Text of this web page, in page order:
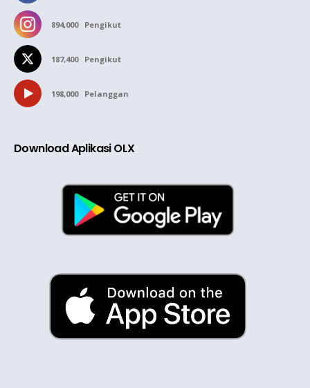
894,000 Pengikut
187,400 Pengikut
198,000 Pelanggan
Download Aplikasi OLX